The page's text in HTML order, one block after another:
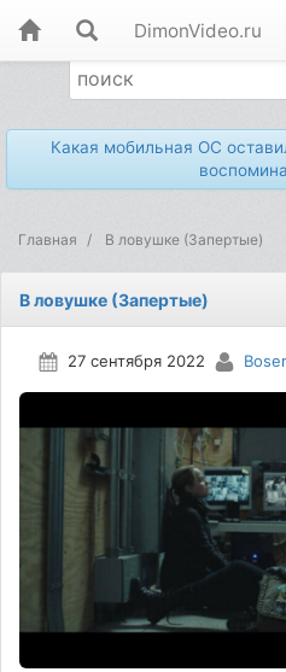
DimonVideo.ru
Какая мобильная ОС
Главная В ловушке (Запертые)
В ловушке (Запертые)
27 сентября 2022